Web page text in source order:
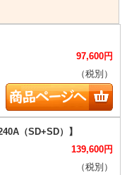
97,600円
（税別）
139,600円
（税別）